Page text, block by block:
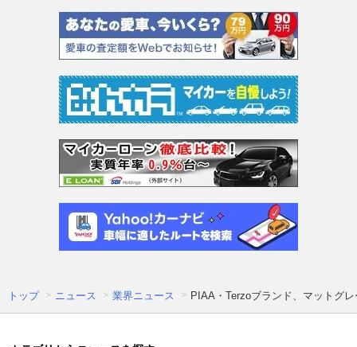
トップ ニュース 業界ニュース PIAA・Terzoブランド、マットグ